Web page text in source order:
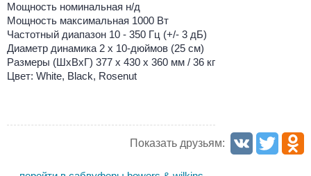
Мощность номинальная н/д
Мощность максимальная 1000 Вт
Частотный диапазон 10 - 350 Гц (+/- 3 дБ)
Диаметр динамика 2 х 10-дюймов (25 см)
Размеры (ШxВxГ) 377 х 430 х 360 мм / 36 кг
Цвет: White, Black, Rosenut
Показать друзьям: